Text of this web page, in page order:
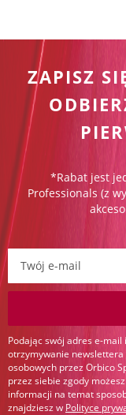
ZAPISZ
*Rabat jest
Professionals (z
Zapisz się do
Podając swój adres e-mail
otrzymywanie
osobowych przez Orbico
przez siebie zgody
informacji na temat
znajdziesz w Polityce